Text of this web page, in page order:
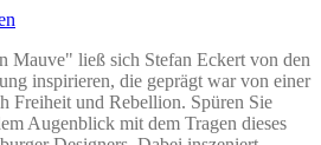
Mauve" ließ sich Stefan Eckert von den
inspirieren, die geprägt war von einer
Freiheit und Rebellion. Spüren Sie
Augenblick mit dem Tragen dieses